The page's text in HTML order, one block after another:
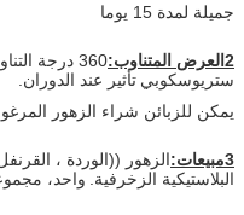
جميلة لمدة 15 يوما
2العرض المتناوب:
360 درجة
ستريوسكوبي تأثير عند الدوران.
يمكن للزبائن شراء الزهور
3مبيعات:
الزهور ((الوردة ،
البلاستيكية الزخرفية. واحد،